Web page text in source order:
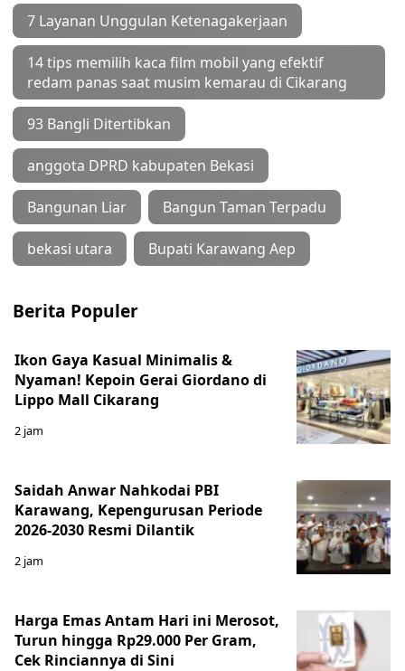
7 Layanan Unggulan Ketenagakerjaan
14 tips memilih kaca film mobil yang efektif
redam panas saat musim kemarau di Cikarang
93 Bangli Ditertibkan
anggota DPRD kabupaten Bekasi
Bangunan Liar Bangun Taman Terpadu
bekasi utara Bupati Karawang Aep
Berita Populer
Ikon Gaya Kasual Minimalis &
Nyaman! Kepoin Gerai Giordano di
Lippo Mall Cikarang
2 jam
Saidah Anwar Nahkodai PBI
Karawang, Kepengurusan Periode
2026-2030 Resmi Dilantik
2 jam
Harga Emas Antam Hari ini Merosot,
Turun hingga Rp29.000 Per Gram,
Cek Rinciannya di Sini